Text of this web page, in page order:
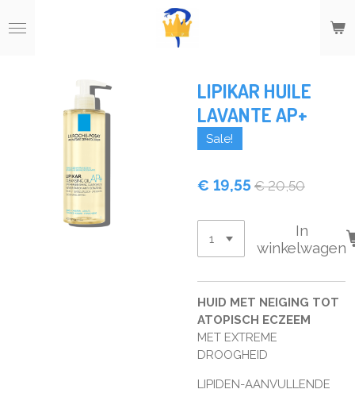
direct
LIPIKAR HUILE
LAVANTE AP+
Sale!
€ 19,55 € 20,50
In
winkelwagen
HUID MET NEIGING TOT
ATOPISCH ECZEEM
MET EXTREME
DROOGHEID
LIPIDEN-AANVULLENDE